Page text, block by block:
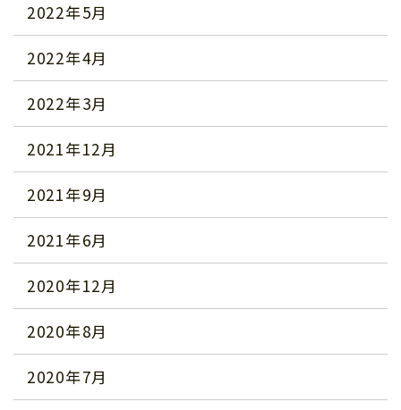
2022年5月
2022年4月
2022年3月
2021年12月
2021年9月
2021年6月
2020年12月
2020年8月
2020年7月